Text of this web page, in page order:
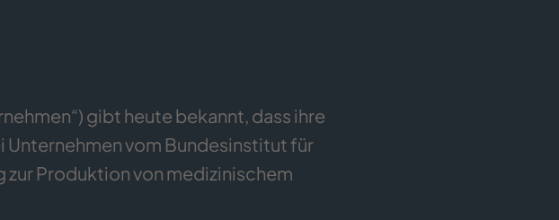
gibt heute bekannt, dass ihre
Unternehmen vom Bundesinstitut für
zur Produktion von medizinischem